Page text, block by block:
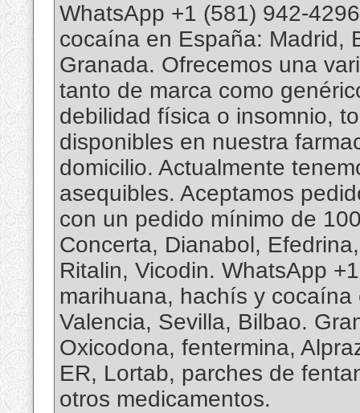
WhatsApp +1 (581) 942-
cocaína en España: Madrid,
Granada. Ofrecemos una
tanto de marca como
debilidad física o insomnio,
disponibles en nuestra
domicilio. Actualmente
asequibles. Aceptamos
con un pedido mínimo de
Concerta, Dianabol,
Ritalin, Vicodin. WhatsApp
marihuana, hachís y
Valencia, Sevilla, Bilbao.
Oxicodona, fentermina,
ER, Lortab, parches de
otros medicamentos.